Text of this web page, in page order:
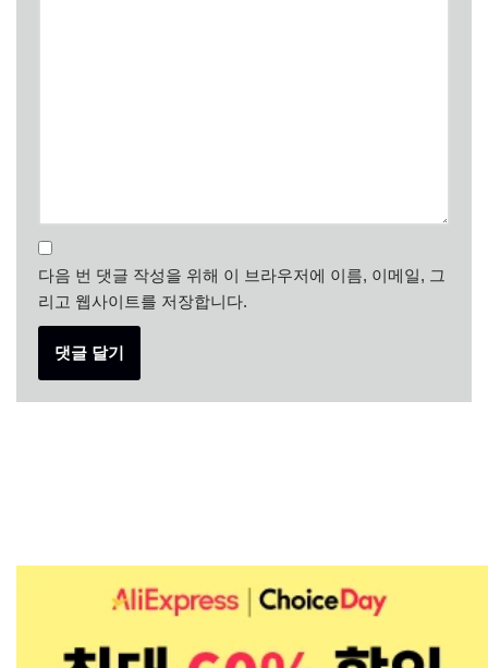
다음 번 댓글 작성을 위해 이 브라우저에 이름, 이메일, 그
리고 웹사이트를 저장합니다.